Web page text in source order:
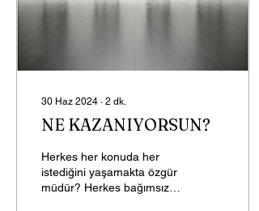
30 Haz 2024 ∙ 2 dk.
NE KAZANIYORSUN?
Herkes her konuda her
istediğini yaşamakta özgür
müdür? Herkes bağımsız